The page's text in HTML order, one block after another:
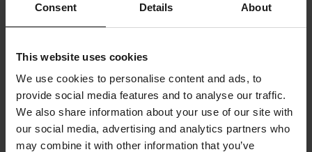
Consent Details About
This website uses cookies
We use cookies to personalise content and ads, to
provide social media features and to analyse our traffic.
We also share information about your use of our site with
our social media, advertising and analytics partners who
may combine it with other information that you’ve